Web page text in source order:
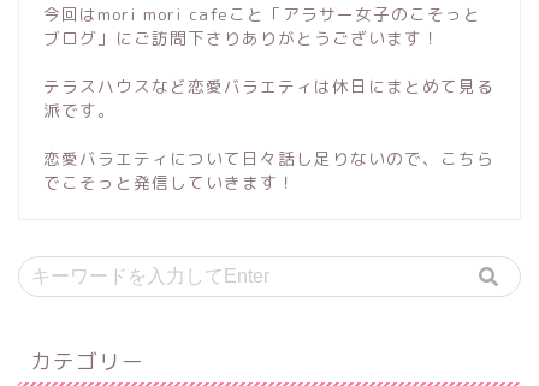
今回はmori mori cafeこと「アラサー女子のこそっと
ブログ」にご訪問下さりありがとうございます！
テラスハウスなど恋愛バラエティは休日にまとめて見る
派です。
恋愛バラエティについて日々話し足りないので、こちら
でこそっと発信していきます！
カテゴリー